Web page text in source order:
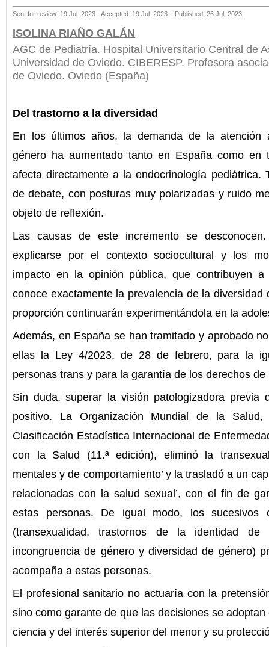
Sent for review: 19 Jul. 2023 | Accepted: 19 Jul. 2023 | Published: 26 Jul. 2023
ISOLINA RIAÑO GALÁN
AGC de Pediatría. Hospital Universitario Central de
Universidad de Oviedo. CIBERESP. Profesora
de Oviedo. Oviedo (España)
Del trastorno a la diversidad
En los últimos años, la demanda de la atención
género ha aumentado tanto en España como en
afecta directamente a la endocrinología pediátrica.
de debate, con posturas muy polarizadas y ruido
objeto de reflexión.
Las causas de este incremento se
explicarse por el contexto sociocultural y los
impacto en la opinión pública, que contribuyen
conoce exactamente la prevalencia de la
proporción continuarán experimentándola en la
Además, en España se han tramitado y aprobado
ellas la Ley 4/2023, de 28 de febrero, para la
personas trans y para la garantía de los derechos
Sin duda, superar la visión patologizadora previa
positivo. La Organización Mundial de la
Clasificación Estadística Internacional de
con la Salud (11.ª edición), eliminó la
mentales y de comportamiento’ y la trasladó a un
relacionadas con la salud sexual’, con el fin de
estas personas. De igual modo, los sucesivos
(transexualidad, trastornos de la identidad
incongruencia de género y diversidad de género)
acompaña a estas personas.
El profesional sanitario no actuaría con la
sino como garante de que las decisiones se
ciencia y del interés superior del menor y su